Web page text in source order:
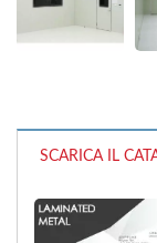
SCARICA IL